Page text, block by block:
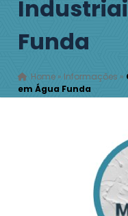
Funda
Home » Informações »
em Água Funda